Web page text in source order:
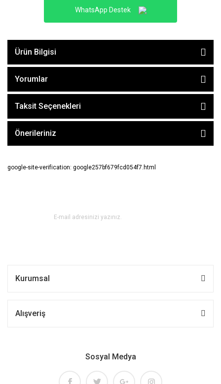
WhatsApp Destek
Ürün Bilgisi
Yorumlar
Taksit Seçenekleri
Önerileriniz
google-site-verification: google257bf679fcd054f7.html
Kurumsal
Alışveriş
Sosyal Medya